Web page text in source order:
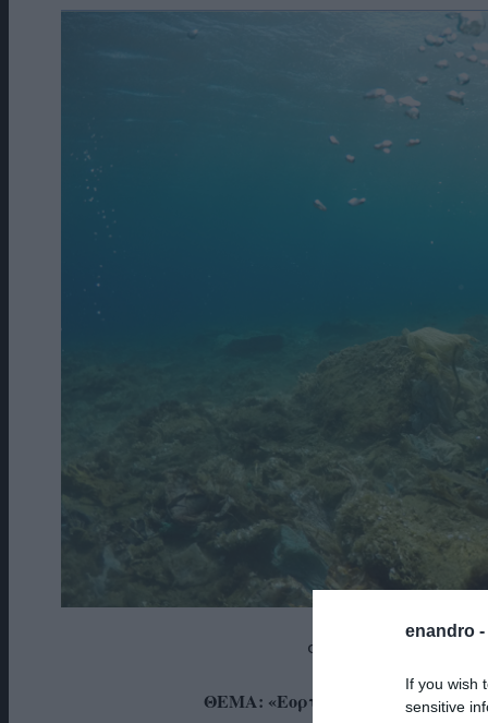
enandro -
If you wish
sensitive
Φωτογραφία από
ΘΕΜΑ: «Εορτασμός παγκόσμιας